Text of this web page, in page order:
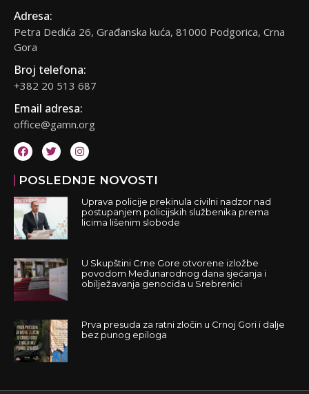
Adresa:
Petra Dedića 26, Građanska kuća, 81000 Podgorica, Crna
Gora
Broj telefona:
+382 20 513 687
Email adresa:
office@gamn.org
POSLEDNJE NOVOSTI
Uprava policije prekinula civilni nadzor nad
postupanjem policijskih službenika prema
licima lišenim slobode
U Skupštini Crne Gore otvorene izložbe
povodom Međunarodnog dana sjećanja i
obilježavanja genocida u Srebrenici
Prva presuda za ratni zločin u Crnoj Gori i dalje
bez punog epiloga